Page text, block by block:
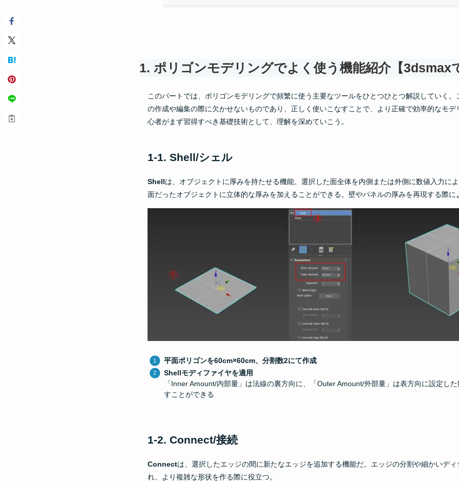
1. ポリゴンモデリングでよく使う機能紹介【3dsmax
このパートでは、ポリゴンモデリングで頻繁に使う主要なツールをひとつひとつ解説していく。
の作成や編集の際に欠かせないものであり、正しく使いこなすことで、より正確で効率的なモデ
心者がまず習得すべき基礎技術として、理解を深めていこう。
1-1. Shell/シェル
Shellは、オブジェクトに厚みを持たせる機能。選択した面全体を内側または外側に数値入力に
面だったオブジェクトに立体的な厚みを加えることができる。壁やパネルの厚みを再現する際に
平面ポリゴンを60cm×60cm、分割数2にて作成
Shellモディファイヤを適用
「Inner Amount/内部量」は法線の裏方向に、「Outer Amount/外部量」は表方向に設定し
すことができる
1-2. Connect/接続
Connectは、選択したエッジの間に新たなエッジを追加する機能だ。エッジの分割や細かいディ
れ、より複雑な形状を作る際に役立つ。